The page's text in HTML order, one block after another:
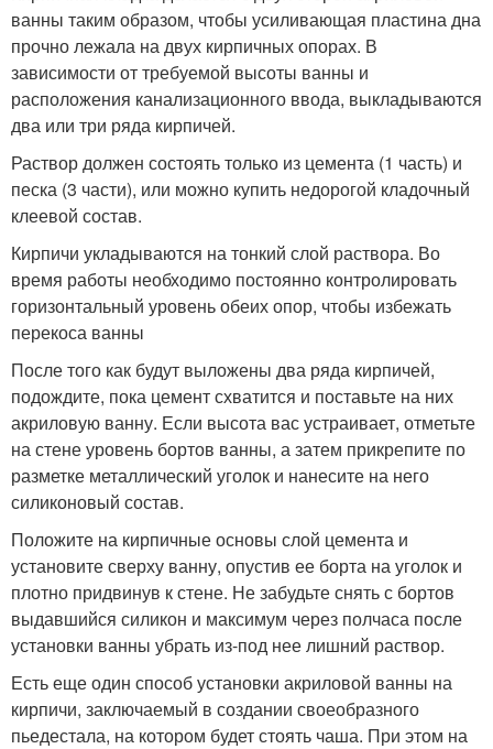
ванны таким образом, чтобы усиливающая пластина дна
прочно лежала на двух кирпичных опорах. В
зависимости от требуемой высоты ванны и
расположения канализационного ввода, выкладываются
два или три ряда кирпичей.
Раствор должен состоять только из цемента (1 часть) и
песка (3 части), или можно купить недорогой кладочный
клеевой состав.
Кирпичи укладываются на тонкий слой раствора. Во
время работы необходимо постоянно контролировать
горизонтальный уровень обеих опор, чтобы избежать
перекоса ванны
После того как будут выложены два ряда кирпичей,
подождите, пока цемент схватится и поставьте на них
акриловую ванну. Если высота вас устраивает, отметьте
на стене уровень бортов ванны, а затем прикрепите по
разметке металлический уголок и нанесите на него
силиконовый состав.
Положите на кирпичные основы слой цемента и
установите сверху ванну, опустив ее борта на уголок и
плотно придвинув к стене. Не забудьте снять с бортов
выдавшийся силикон и максимум через полчаса после
установки ванны убрать из-под нее лишний раствор.
Есть еще один способ установки акриловой ванны на
кирпичи, заключаемый в создании своеобразного
пьедестала, на котором будет стоять чаша. При этом на